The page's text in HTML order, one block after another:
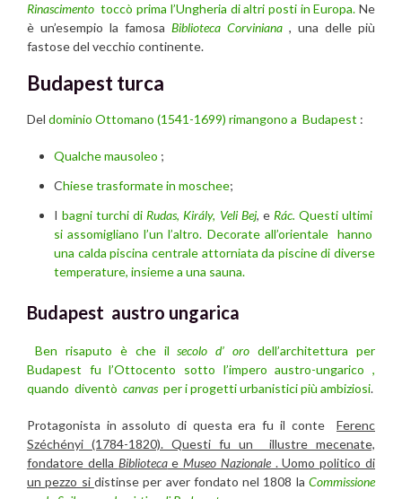
Rinascimento toccò prima l’Ungheria di altri posti in Europa. Ne
è un’esempio la famosa Biblioteca Corviniana , una delle più
fastose del vecchio continente.
Budapest turca
Del dominio Ottomano (1541-1699) rimangono a Budapest :
Qualche mausoleo ;
Chiese trasformate in moschee;
I bagni turchi di Rudas, Király, Veli Bej, e Rác. Questi ultimi
si assomigliano l’un l’altro. Decorate all’orientale hanno
una calda piscina centrale attorniata da piscine di diverse
temperature, insieme a una sauna.
Budapest austro ungarica
Ben risaputo è che ilsecolo d’ oro dell’architettura per
Budapest fu l’Ottocento sotto l’impero austro-ungarico ,
quando diventò canvas per i progetti urbanistici più ambiziosi.
Protagonista in assoluto di questa era fu il conte Ferenc
Széchényi (1784-1820). Questi fu un illustre mecenate,
fondatore della BibliotecaeMuseo Nazionale. Uomo politico di
un pezzo si distinse per aver fondato nel 1808 laCommissione